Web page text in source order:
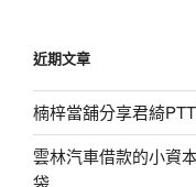
字:
近期文章
楠梓當舖分享君綺
雲林汽車借款的小資
袋